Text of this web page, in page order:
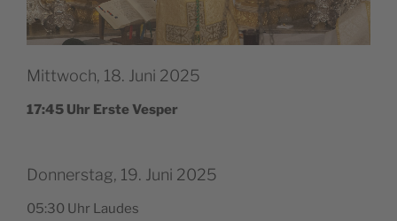
Mittwoch, 18. Juni 2025
17:45 Uhr Ers­te Vesper
Donnerstag, 19. Juni 2025
05:30 Uhr Laudes